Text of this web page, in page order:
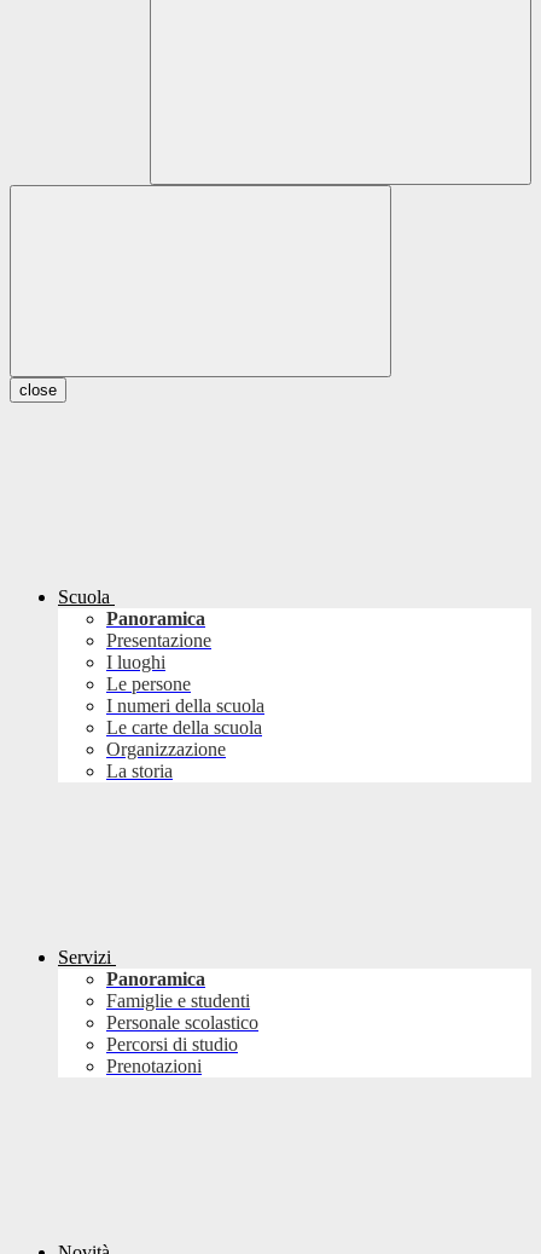
close
Scuola
Panoramica
Presentazione
I luoghi
Le persone
I numeri della scuola
Le carte della scuola
Organizzazione
La storia
Servizi
Panoramica
Famiglie e studenti
Personale scolastico
Percorsi di studio
Prenotazioni